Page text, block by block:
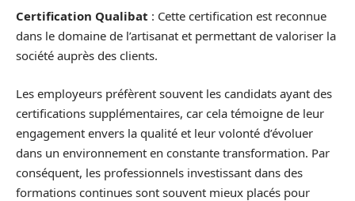
Certification Qualibat : Cette certification est reconnue
dans le domaine de l’artisanat et permettant de valoriser la
société auprès des clients.
Les employeurs préfèrent souvent les candidats ayant des
certifications supplémentaires, car cela témoigne de leur
engagement envers la qualité et leur volonté d’évoluer
dans un environnement en constante transformation. Par
conséquent, les professionnels investissant dans des
formations continues sont souvent mieux placés pour